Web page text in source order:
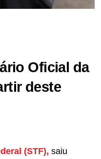
Oficial da
deste
(STF), saiu